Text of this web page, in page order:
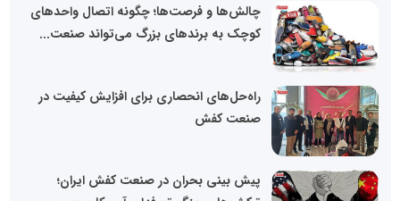
چالش‌ها و فرصت‌ها؛ چگونه اتصال واحدهای
کوچک به برندهای بزرگ می‌تواند صنعت...
راه‌حل‌های انحصاری برای افزایش کیفیت در
صنعت کفش
پیش بینی بحران در صنعت کفش ایران؛